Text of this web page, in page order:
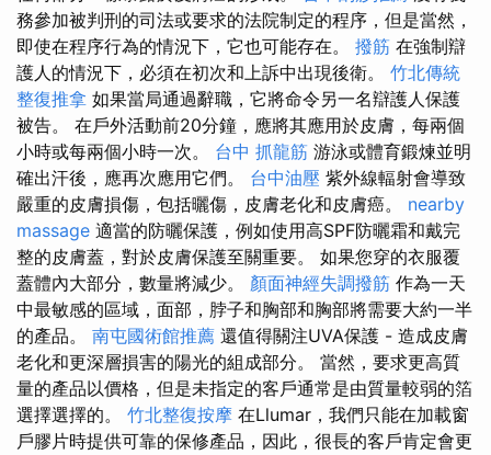
務參加被判刑的司法或要求的法院制定的程序，但是當然，
即使在程序行為的情況下，它也可能存在。 撥筋 在強制辯
護人的情況下，必須在初次和上訴中出現後衛。 竹北傳統
整復推拿 如果當局通過辭職，它將命令另一名辯護人保護
被告。 在戶外活動前20分鐘，應將其應用於皮膚，每兩個
小時或每兩個小時一次。 台中 抓龍筋 游泳或體育鍛煉並明
確出汗後，應再次應用它們。 台中油壓 紫外線輻射會導致
嚴重的皮膚損傷，包括曬傷，皮膚老化和皮膚癌。 nearby
massage 適當的防曬保護，例如使用高SPF防曬霜和戴完
整的皮膚蓋，對於皮膚保護至關重要。 如果您穿的衣服覆
蓋體內大部分，數量將減少。 顏面神經失調撥筋 作為一天
中最敏感的區域，面部，脖子和胸部和胸部將需要大約一半
的產品。 南屯國術館推薦 還值得關注UVA保護 - 造成皮膚
老化和更深層損害的陽光的組成部分。 當然，要求更高質
量的產品以價格，但是未指定的客戶通常是由質量較弱的箔
選擇選擇的。 竹北整復按摩 在Llumar，我們只能在加載窗
戶膠片時提供可靠的保修產品，因此，很長的客戶肯定會更